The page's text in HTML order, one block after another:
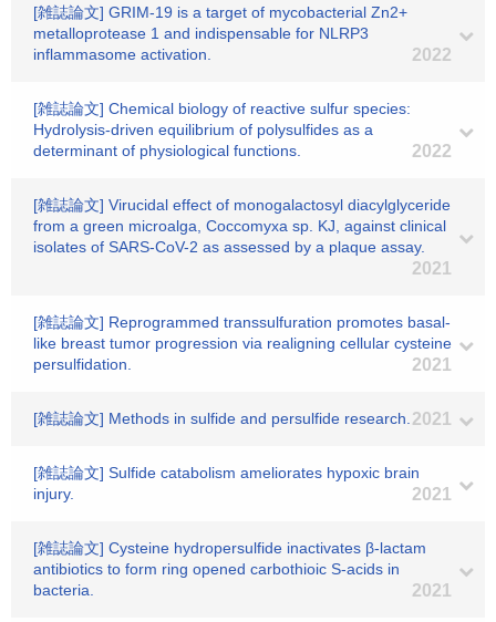
[雑誌論文] GRIM-19 is a target of mycobacterial Zn2+
metalloprotease 1 and indispensable for NLRP3
inflammasome activation.
2022
[雑誌論文] Chemical biology of reactive sulfur species:
Hydrolysis-driven equilibrium of polysulfides as a
determinant of physiological functions.
2022
[雑誌論文] Virucidal effect of monogalactosyl diacylglyceride
from a green microalga, Coccomyxa sp. KJ, against clinical
isolates of SARS-CoV-2 as assessed by a plaque assay.
2021
[雑誌論文] Reprogrammed transsulfuration promotes basal-
like breast tumor progression via realigning cellular cysteine
persulfidation.
2021
[雑誌論文] Methods in sulfide and persulfide research. 2021
[雑誌論文] Sulfide catabolism ameliorates hypoxic brain
injury.
2021
[雑誌論文] Cysteine hydropersulfide inactivates β-lactam
antibiotics to form ring opened carbothioic S-acids in
bacteria.
2021